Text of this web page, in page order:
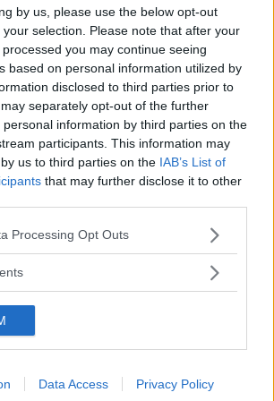
by us, please use the below opt-out
selection. Please note that after your
you may continue seeing
based on personal information utilized by
disclosed to third parties prior to
separately opt-out of the further
information by third parties on the
participants. This information may
us to third parties on the IAB’s List of
that may further disclose it to other
website/app uses one or more Google
visit or usage behaviour. You may click to
specified purposes in below Google
Processing Opt Outs
Data Access Privacy Policy
var att dörrarna var
får vi nog vara glada att det slutade vid
kunde fortsätta att tillverkas ända
utan utdragen front.
krocksäkra
1/2023!